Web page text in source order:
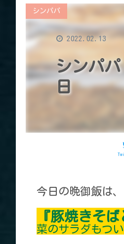
シンパ
日
シンパパ
2022.02.13
今日の晩御飯は、
『豚焼きそ
菜のサラダもつい